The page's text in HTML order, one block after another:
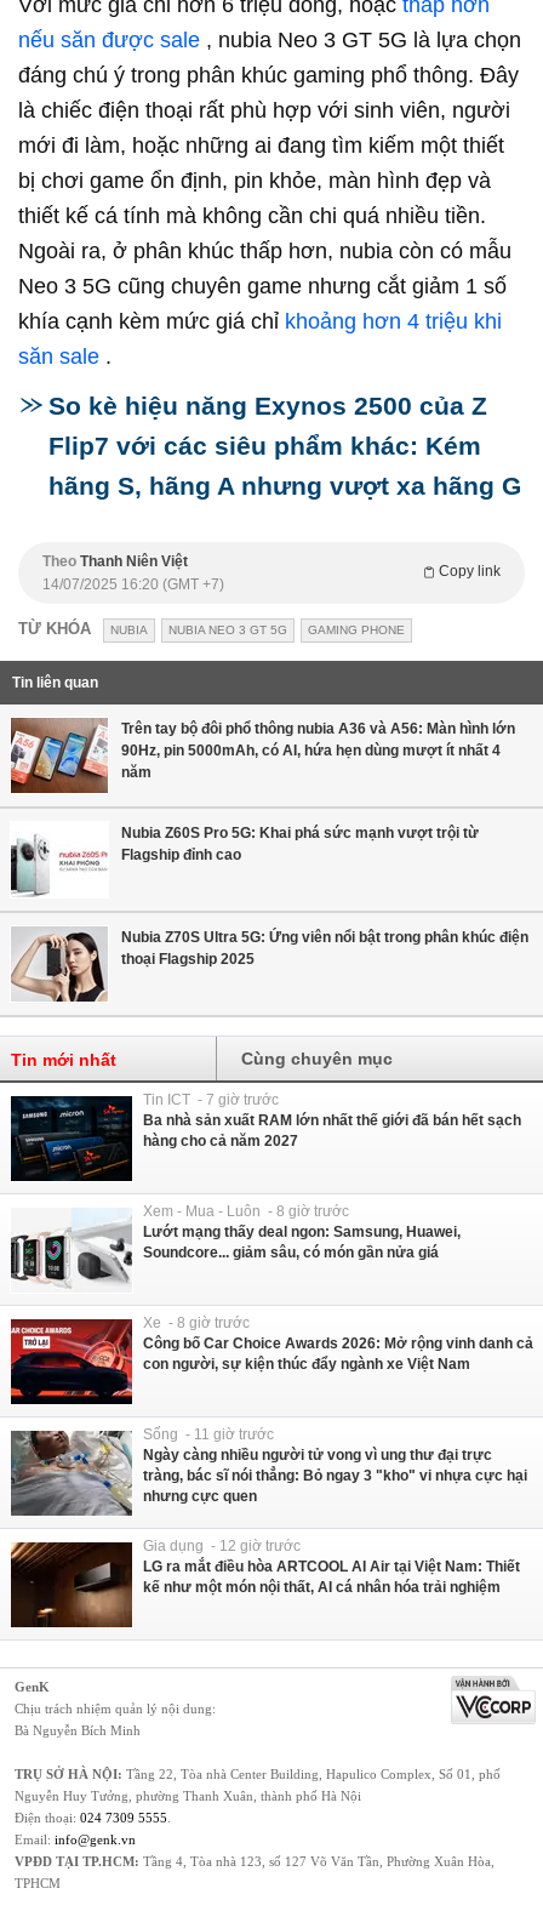
nếu săn được sale , nubia Neo 3 GT 5G là lựa chọn
đáng chú ý trong phân khúc gaming phổ thông. Đây
là chiếc điện thoại rất phù hợp với sinh viên, người
mới đi làm, hoặc những ai đang tìm kiếm một thiết
bị chơi game ổn định, pin khỏe, màn hình đẹp và
thiết kế cá tính mà không cần chi quá nhiều tiền.
Ngoài ra, ở phân khúc thấp hơn, nubia còn có mẫu
Neo 3 5G cũng chuyên game nhưng cắt giảm 1 số
khía cạnh kèm mức giá chỉ khoảng hơn 4 triệu khi
săn sale .
So kè hiệu năng Exynos 2500 của Z
Flip7 với các siêu phẩm khác: Kém
hãng S, hãng A nhưng vượt xa hãng G
Theo Thanh Niên Việt
Copy link
14/07/2025 16:20 (GMT +7)
TỪ KHÓA NUBIA NUBIA NEO 3 GT 5G GAMING PHONE
Tin liên quan
Trên tay bộ đôi phổ thông nubia A36 và A56: Màn hình lớn
90Hz, pin 5000mAh, có AI, hứa hẹn dùng mượt ít nhất 4
năm
Nubia Z60S Pro 5G: Khai phá sức mạnh vượt trội từ
Flagship đỉnh cao
Nubia Z70S Ultra 5G: Ứng viên nổi bật trong phân khúc điện
thoại Flagship 2025
Tin mới nhất Cùng chuyên mục
Tin ICT - 7 giờ trước
Ba nhà sản xuất RAM lớn nhất thế giới đã bán hết sạch
hàng cho cả năm 2027
Xem - Mua - Luôn - 8 giờ trước
Lướt mạng thấy deal ngon: Samsung, Huawei,
Soundcore... giảm sâu, có món gần nửa giá
Xe - 8 giờ trước
Công bố Car Choice Awards 2026: Mở rộng vinh danh cả
con người, sự kiện thúc đẩy ngành xe Việt Nam
Sống - 11 giờ trước
Ngày càng nhiều người tử vong vì ung thư đại trực
tràng, bác sĩ nói thẳng: Bỏ ngay 3 "kho" vi nhựa cực hại
nhưng cực quen
Gia dụng - 12 giờ trước
LG ra mắt điều hòa ARTCOOL AI Air tại Việt Nam: Thiết
kế như một món nội thất, AI cá nhân hóa trải nghiệm
GenK
Chịu trách nhiệm quản lý nội dung:
Bà Nguyễn Bích Minh
TRỤ SỞ HÀ NỘI: Tầng 22, Tòa nhà Center Building, Hapulico Complex, Số 01, phố
Nguyễn Huy Tưởng, phường Thanh Xuân, thành phố Hà Nội
Điện thoại: 024 7309 5555
Email: info@genk.vn
VPĐD TẠI TP.HCM: Tầng 4, Tòa nhà 123, số 127 Võ Văn Tần, Phường Xuân Hòa,
TPHCM